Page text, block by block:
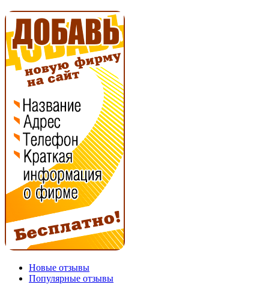
нет?
Новые отзывы
Популярные отзывы